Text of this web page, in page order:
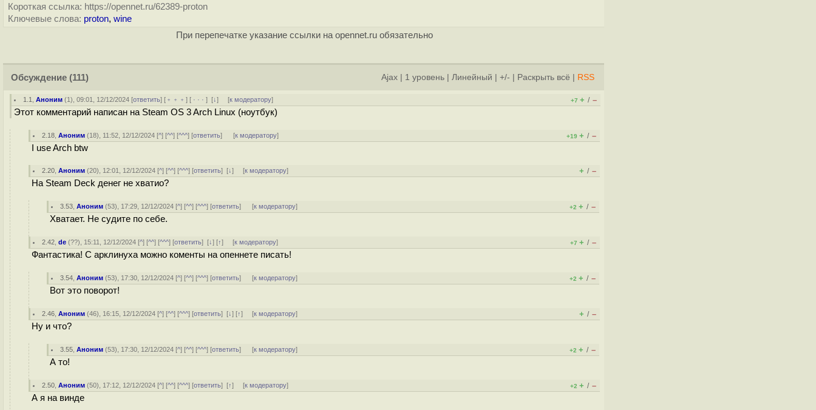
Короткая ссылка: https://opennet.ru/62389-proton
Ключевые слова: proton, wine
При перепечатке указание ссылки на opennet.ru обязательно
Обсуждение (111) Ajax 1 уровень Линейный +/- Раскрыть всё RSS
1.1 ,Аноним (1), 09:01, 12/12/2024 [ответить] [ ﹢﹢﹢] [ · · ·][↓] [к модератору] +7 + / –
Этот комментарий написан на Steam OS 3 Arch Linux (ноутбук)
2.18 ,Аноним (18), 11:52, 12/12/2024 [^] [^^] [^^^] [ответить] [к модератору] +19 + / –
I use Arch btw
2.20 ,Аноним (20), 12:01, 12/12/2024 [^] [^^] [^^^] [ответить][↓] [к модератору] + / –
На Steam Deck денег не хватио?
3.53 ,Аноним (53), 17:29, 12/12/2024 [^] [^^] [^^^] [ответить] [к модератору] +2 + / –
Хватает. Не судите по себе.
2.42 ,de (??), 15:11, 12/12/2024 [^] [^^] [^^^] [ответить][↓] [↑] [к модератору] +7 + / –
Фантастика! С арклинуха можно коменты на опеннете писать!
3.54 ,Аноним (53), 17:30, 12/12/2024 [^] [^^] [^^^] [ответить] [к модератору] +2 + / –
Вот это поворот!
2.46 ,Аноним (46), 16:15, 12/12/2024 [^] [^^] [^^^] [ответить][↓] [↑] [к модератору] + / –
Ну и что?
3.55 ,Аноним (53), 17:30, 12/12/2024 [^] [^^] [^^^] [ответить] [к модератору] +2 + / –
А то!
2.50 ,Аноним (50), 17:12, 12/12/2024 [^] [^^] [^^^] [ответить][↑] [к модератору] +2 + / –
А я на винде